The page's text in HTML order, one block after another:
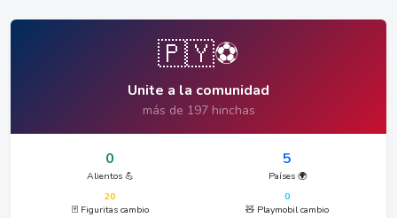
🇵🇾⚽
Unite a la comunidad
más de 197 hinchas
0
Alientos 💪
5
Países 🌍
20
🃏 Figuritas cambio
0
🧸 Playmobil cambio